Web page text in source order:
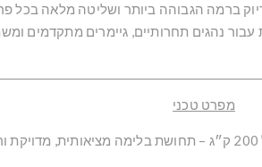
נהגים תחרותיים, גיימרים מתקדמים
מפרט טכני